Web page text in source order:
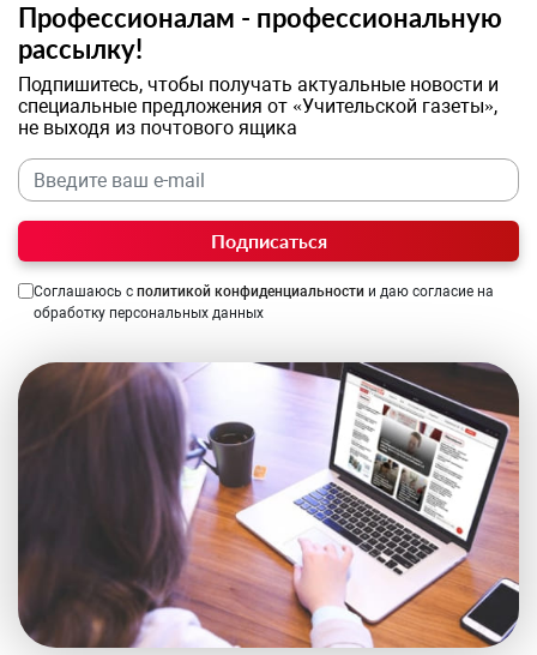
Профессионалам - профессиональную
рассылку!
Подпишитесь, чтобы получать актуальные новости и
специальные предложения от «Учительской газеты»,
не выходя из почтового ящика
Подписаться
Соглашаюсь с политикой конфиденциальности и даю согласие на
обработку персональных данных